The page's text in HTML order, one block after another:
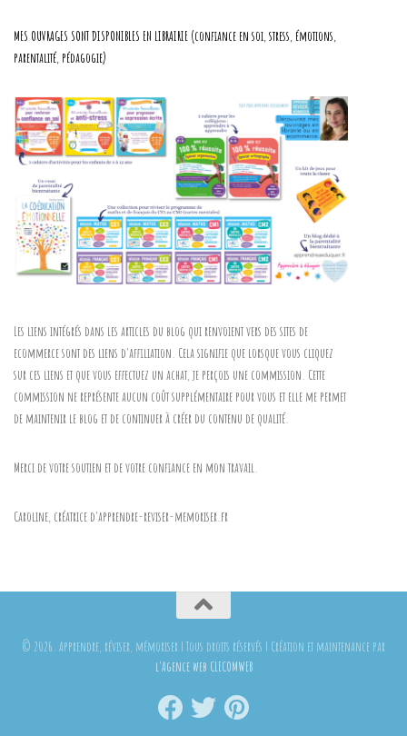
MES OUVRAGES SONT DISPONIBLES EN LIBRAIRIE (confiance en soi, stress, émotions,
parentalité, pédagogie)
Les liens intégrés dans les articles du blog qui renvoient vers des sites de
ecommerce sont des liens d'affiliation. Cela signifie que lorsque vous cliquez
sur ces liens et que vous effectuez un achat, je perçois une commission. Cette
commission ne représente aucun coût supplémentaire pour vous et elle me permet
de maintenir le blog et de continuer à créer du contenu de qualité.
Merci de votre soutien et de votre confiance en mon travail.
Caroline, créatrice d'apprendre-reviser-memoriser.fr
© 2026. Apprendre, réviser, mémoriser | Tous droits réservés | Création et maintenance par
l'Agence web CLECOMWEB